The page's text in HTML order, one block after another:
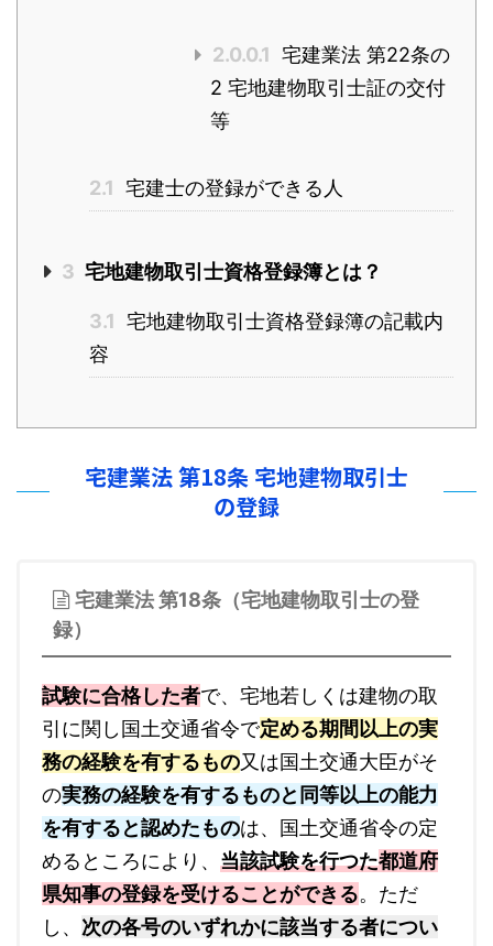
2.0.0.1 宅建業法 第22条の
2 宅地建物取引士証の交付
等
2.1 宅建士の登録ができる人
3 宅地建物取引士資格登録簿とは？
3.1 宅地建物取引士資格登録簿の記載内
容
宅建業法 第18条 宅地建物取引士
の登録
宅建業法 第18条（宅地建物取引士の登
録）
試験に合格した者で、宅地若しくは建物の取
引に関し国土交通省令で定める期間以上の実
務の経験を有するもの又は国土交通大臣がそ
の実務の経験を有するものと同等以上の能力
を有すると認めたものは、国土交通省令の定
めるところにより、 当該試験を行つた都道府
県知事の登録を受けることができる。ただ
し、 次の各号のいずれかに該当する者につい